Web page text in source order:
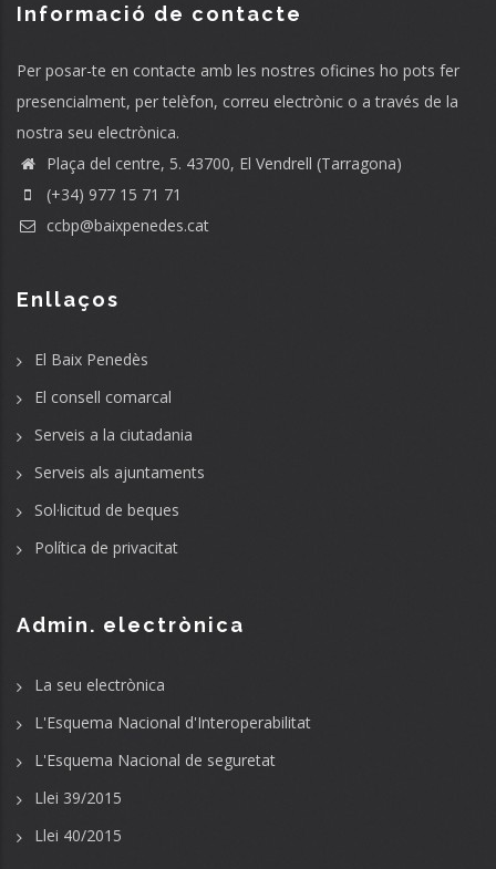
Informació de contacte
Per posar-te en contacte amb les nostres oficines ho pots fer
presencialment, per telèfon, correu electrònic o a través de la
nostra seu electrònica.
Plaça del centre, 5. 43700, El Vendrell (Tarragona)
(+34) 977 15 71 71
ccbp@baixpenedes.cat
Enllaços
El Baix Penedès
El consell comarcal
Serveis a la ciutadania
Serveis als ajuntaments
Sol·licitud de beques
Política de privacitat
Admin. electrònica
La seu electrònica
L'Esquema Nacional d'Interoperabilitat
L'Esquema Nacional de seguretat
Llei 39/2015
Llei 40/2015